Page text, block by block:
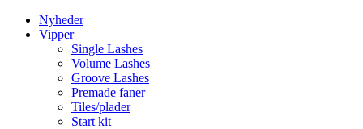
Nyheder
Vipper
Single Lashes
Volume Lashes
Groove Lashes
Premade faner
Tiles/plader
Start kit